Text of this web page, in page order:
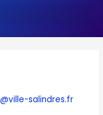
salindres.fr